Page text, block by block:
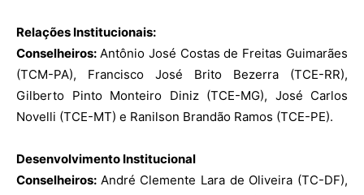
Relações Institucionais:
Conselheiros: Antônio José Costas de Freitas Guimarães
(TCM-PA), Francisco José Brito Bezerra (TCE-RR),
Gilberto Pinto Monteiro Diniz (TCE-MG), José Carlos
Novelli (TCE-MT) e Ranilson Brandão Ramos (TCE-PE).
Desenvolvimento Institucional
Conselheiros: André Clemente Lara de Oliveira (TC-DF),